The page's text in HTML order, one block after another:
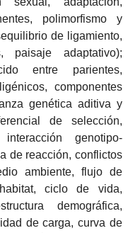
polimorfismo y
de ligamiento,
paisaje adaptativo);
entre parientes,
componentes
genética aditiva y
de selección,
genotipo-
de reacción, conflictos
ambiente, flujo de
ciclo de vida,
demográfica,
de carga, curva de